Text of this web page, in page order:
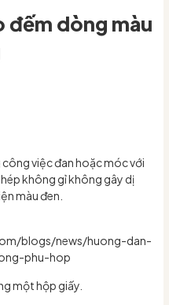
đếm dòng màu
việc đan hoặc móc với
không gỉ không gây dị
màu đen.
blogs/news/huong-dan-
phu-hop
một hộp giấy.